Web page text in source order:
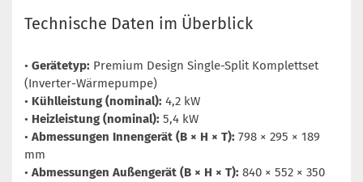
Technische Daten im Überblick
• Gerätetyp: Premium Design Single-Split Komplettset
(Inverter-Wärmepumpe)
• Kühlleistung (nominal): 4,2 kW
• Heizleistung (nominal): 5,4 kW
• Abmessungen Innengerät (B × H × T): 798 × 295 × 189
mm
• Abmessungen Außengerät (B × H × T): 840 × 552 × 350